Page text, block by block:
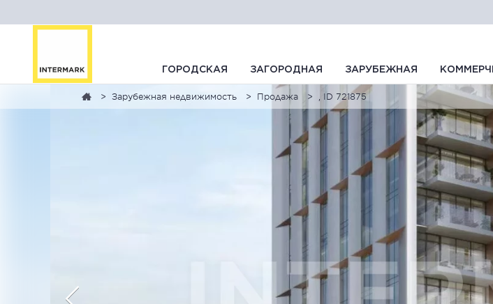
ГОРОДСКАЯ ЗАГОРОДНАЯ ЗАРУБЕЖНАЯ
Зарубежная недвижимость Продажа , ID 721875